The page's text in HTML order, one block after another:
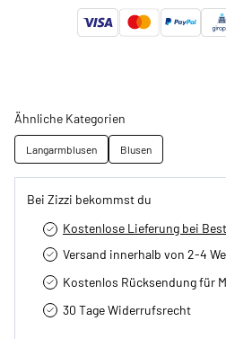
Ähnliche Kategorien
Langarmblusen Blusen
Bei Zizzi bekommst du
Kostenlose Lieferung bei
Versand innerhalb von 2-4
Kostenlos Rücksendung für
30 Tage Widerrufsrecht